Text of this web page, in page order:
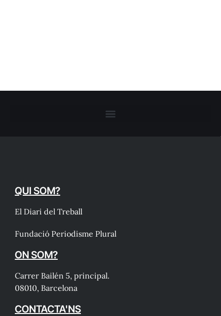
QUI SOM?
El Diari del Treball
Fundació Periodisme Plural
ON SOM?
Carrer Bailén 5, principal.
08010, Barcelona
CONTACTA'NS